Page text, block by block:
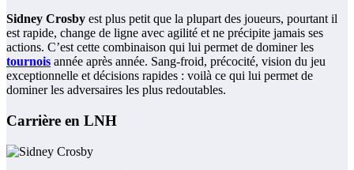
Sidney Crosby est plus petit que la plupart des joueurs, pourtant il
est rapide, change de ligne avec agilité et ne précipite jamais ses
actions. C’est cette combinaison qui lui permet de dominer les
tournois année après année. Sang-froid, précocité, vision du jeu
exceptionnelle et décisions rapides : voilà ce qui lui permet de
dominer les adversaires les plus redoutables.
Carrière en LNH